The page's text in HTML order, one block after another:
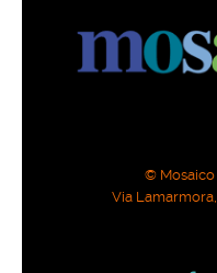
© Mosaico
Via